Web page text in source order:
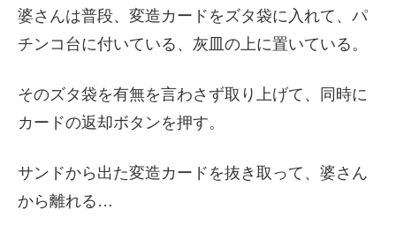
婆さんは普段、変造カードをズタ袋に入れて、パ
チンコ台に付いている、灰皿の上に置いている。
そのズタ袋を有無を言わさず取り上げて、同時に
カードの返却ボタンを押す。
サンドから出た変造カードを抜き取って、婆さん
から離れる…